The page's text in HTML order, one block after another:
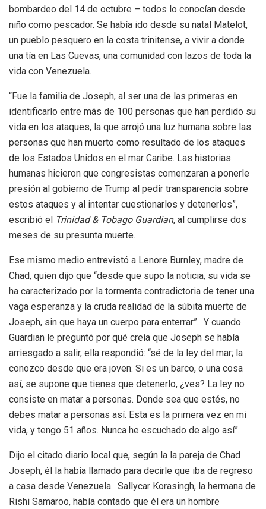
bombardeo del 14 de octubre – todos lo conocían desde
niño como pescador. Se había ido desde su natal Matelot,
un pueblo pesquero en la costa trinitense, a vivir a donde
una tía en Las Cuevas, una comunidad con lazos de toda la
vida con Venezuela.
“Fue la familia de Joseph, al ser una de las primeras en
identificarlo entre más de 100 personas que han perdido su
vida en los ataques, la que arrojó una luz humana sobre las
personas que han muerto como resultado de los ataques
de los Estados Unidos en el mar Caribe. Las historias
humanas hicieron que congresistas comenzaran a ponerle
presión al gobierno de Trump al pedir transparencia sobre
estos ataques y al intentar cuestionarlos y detenerlos”,
escribió el Trinidad & Tobago Guardian, al cumplirse dos
meses de su presunta muerte.
Ese mismo medio entrevistó a Lenore Burnley, madre de
Chad, quien dijo que “desde que supo la noticia, su vida se
ha caracterizado por la tormenta contradictoria de tener una
vaga esperanza y la cruda realidad de la súbita muerte de
Joseph, sin que haya un cuerpo para enterrar”. Y cuando
Guardian le preguntó por qué creía que Joseph se había
arriesgado a salir, ella respondió: “sé de la ley del mar; la
conozco desde que era joven. Si es un barco, o una cosa
así, se supone que tienes que detenerlo, ¿ves? La ley no
consiste en matar a personas. Donde sea que estés, no
debes matar a personas así. Esta es la primera vez en mi
vida, y tengo 51 años. Nunca he escuchado de algo así”.
Dijo el citado diario local que, según la la pareja de Chad
Joseph, él la había llamado para decirle que iba de regreso
a casa desde Venezuela. Sallycar Korasingh, la hermana de
Rishi Samaroo, había contado que él era un hombre